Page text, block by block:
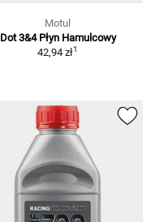
Motul
Dot 3&4 Płyn Hamulcowy
42,94 zł1